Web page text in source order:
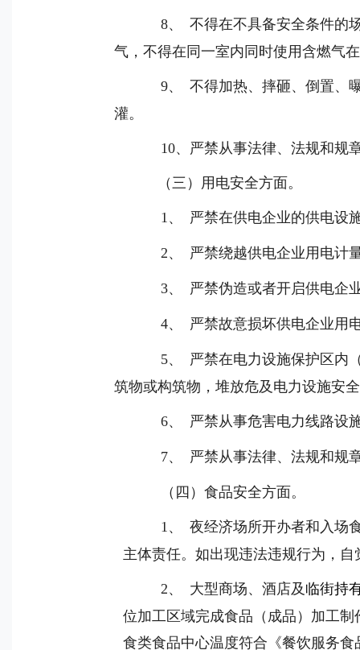
8、
不得在不具备安全条件的
气，不得在同一室内同时使用含燃气
9、
不得加热、摔砸、倒置、
灌。
10、严禁从事法律、法规和规
（三）用电安全方面。
1、 严禁在供电企业的供电设
2、 严禁绕越供电企业用电计
3、 严禁伪造或者开启供电企
4、 严禁故意损坏供电企业用
5、
严禁在电力设施保护区内
筑物或构筑物，堆放危及电力设施安
6、 严禁从事危害电力线路设
7、 严禁从事法律、法规和规
（四）食品安全方面。
1、
夜经济场所开办者和入场
主体责任。如出现违法违规行为，
2、 大型商场、酒店及 临街持
位加工区域完成食品（成品）加工
食类食品中心温度符合《餐饮服务